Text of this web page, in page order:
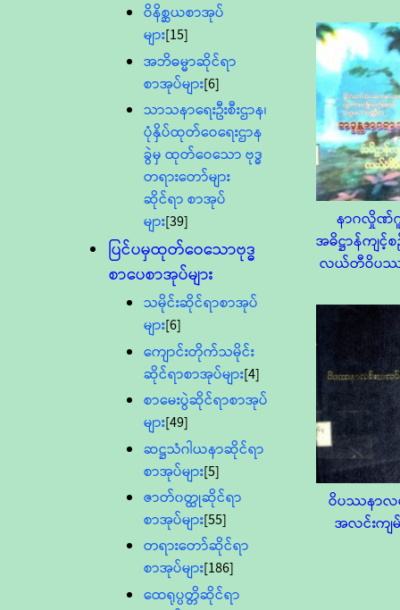
ဝိနိစ္ဆယစာအုပ်
များ[15]
အဘိဓမ္မာဆိုင်ရာ
စာအုပ်များ[6]
သာသနာရေးဦးစီးဌာန၊
ပုံနှိပ်ထုတ်ဝေရေးဌာန
ခွဲမှ ထုတ်ဝေသော ဗုဒ္ဓ
တရားတော်များ
ဆိုင်ရာ စာအုပ်
များ[39]
ပြင်ပမှထုတ်ဝေသောဗုဒ္ဓ
စာပေစာအုပ်များ
သမိုင်းဆိုင်ရာစာအုပ်
များ[6]
ကျောင်းတိုက်သမိုင်း
ဆိုင်ရာစာအုပ်များ[4]
စာမေးပွဲဆိုင်ရာစာအုပ်
များ[49]
ဆဋ္ဌသံဂါယနာဆိုင်ရာ
စာအုပ်များ[5]
ဇာတ်၀တ္ထုဆိုင်ရာ
စာအုပ်များ[55]
တရားတော်ဆိုင်ရာ
စာအုပ်များ[186]
ထေရုပ္ပတ္တိဆိုင်ရာ
နာဂလှိုဏ်
အဓိဋ္ဌာန်ကျင့်
လယ်တီဝိပဿ
ဝိပဿနာလ
အလင်းကျ